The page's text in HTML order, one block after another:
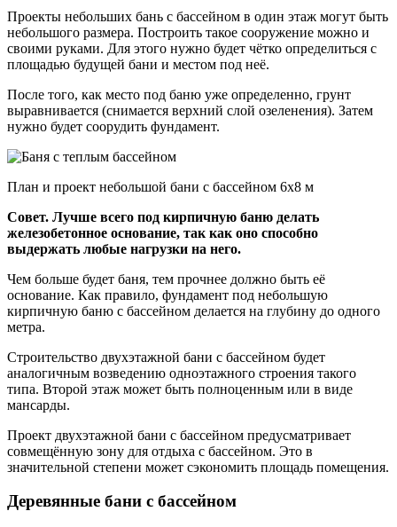
Проекты небольших бань с бассейном в один этаж могут быть
небольшого размера. Построить такое сооружение можно и
своими руками. Для этого нужно будет чётко определиться с
площадью будущей бани и местом под неё.
После того, как место под баню уже определенно, грунт
выравнивается (снимается верхний слой озеленения). Затем
нужно будет соорудить фундамент.
План и проект небольшой бани с бассейном 6х8 м
Совет. Лучше всего под кирпичную баню делать
железобетонное основание, так как оно способно
выдержать любые нагрузки на него.
Чем больше будет баня, тем прочнее должно быть её
основание. Как правило, фундамент под небольшую
кирпичную баню с бассейном делается на глубину до одного
метра.
Строительство двухэтажной бани с бассейном будет
аналогичным возведению одноэтажного строения такого
типа. Второй этаж может быть полноценным или в виде
мансарды.
Проект двухэтажной бани с бассейном предусматривает
совмещённую зону для отдыха с бассейном. Это в
значительной степени может сэкономить площадь помещения.
Деревянные бани с бассейном